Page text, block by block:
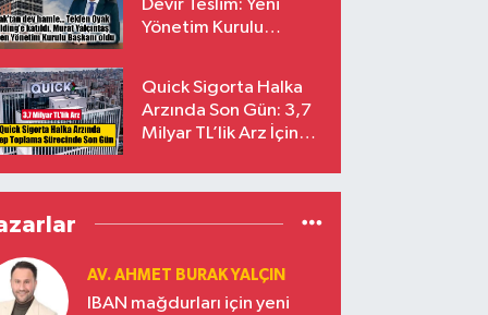
Devir Teslim: Yeni
Yönetim Kurulu
Quick Sigorta Halka
Arzında Son Gün: 3,7
Milyar TL’lik Arz İçin
Eriyor
AV. AHMET BURAK YALÇIN
IBAN mağdurları için yeni